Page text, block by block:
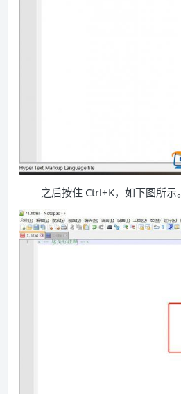
之后按住 Ctrl+K，如下图所示。